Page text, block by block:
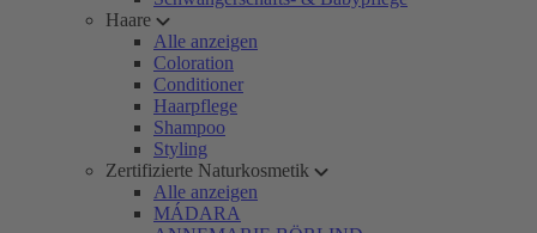
Haare
Alle anzeigen
Coloration
Conditioner
Haarpflege
Shampoo
Styling
Zertifizierte Naturkosmetik
Alle anzeigen
MÁDARA